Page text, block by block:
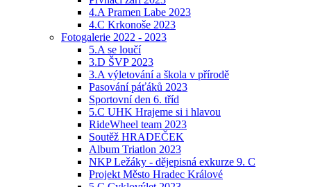
4.A Pramen Labe 2023
4.C Krkonoše 2023
Fotogalerie 2022 - 2023
5.A se loučí
3.D ŠVP 2023
3.A výletování a škola v přírodě
Pasování páťáků 2023
Sportovní den 6. tříd
5.C UHK Hrajeme si i hlavou
RideWheel team 2023
Soutěž HRADEČEK
Album Triatlon 2023
NKP Ležáky - dějepisná exkurze 9. C
Projekt Město Hradec Králové